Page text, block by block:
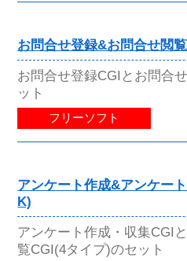
お問合せ登録&お問合せ閲
お問合せ登録CGIとお問合
ット
フリーソフト
アンケート作成&アンケー
K)
アンケート作成・収集CGI
覧CGI(4タイプ)のセット